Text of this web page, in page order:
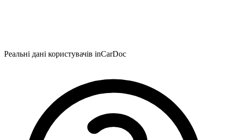
Реальні дані користувачів inCarDoc